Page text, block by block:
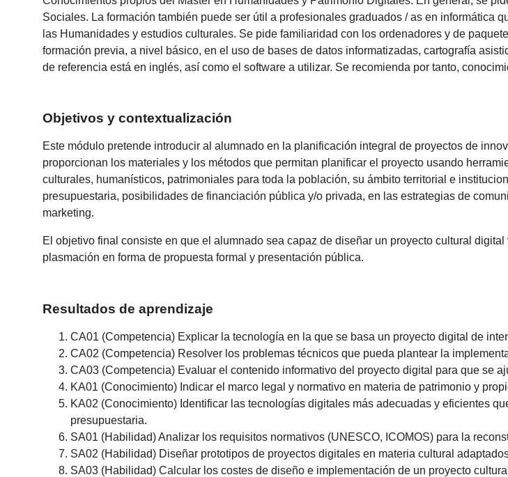
Sociales. La formación también puede ser útil a profesionales graduados / as en informática
las Humanidades y estudios culturales. Se pide familiaridad con los ordenadores y de
formación previa, a nivel básico, en el uso de bases de datos informatizadas, cartografía
de referencia está en inglés, así como el software a utilizar. Se recomienda por tanto,
Objetivos y contextualización
Este módulo pretende introducir al alumnado en la planificación integral de proyectos de
proporcionan los materiales y los métodos que permitan planificar el proyecto usando
culturales, humanísticos, patrimoniales para toda la población, su ámbito territorial e
presupuestaria, posibilidades de financiación pública y/o privada, en las estrategias de
marketing.
El objetivo final consiste en que el alumnado sea capaz de diseñar un proyecto cultural
plasmación en forma de propuesta formal y presentación pública.
Resultados de aprendizaje
CA01 (Competencia) Explicar la tecnología en la que se basa un proyecto digital de
CA02 (Competencia) Resolver los problemas técnicos que pueda plantear la
CA03 (Competencia) Evaluar el contenido informativo del proyecto digital para que se
KA01 (Conocimiento) Indicar el marco legal y normativo en materia de patrimonio y
KA02 (Conocimiento) Identificar las tecnologías digitales más adecuadas y eficientes
presupuestaria.
SA01 (Habilidad) Analizar los requisitos normativos (UNESCO, ICOMOS) para la
SA02 (Habilidad) Diseñar prototipos de proyectos digitales en materia cultural
SA03 (Habilidad) Calcular los costes de diseño e implementación de un proyecto